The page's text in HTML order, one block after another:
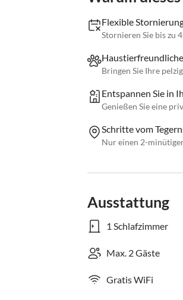
Flexible
Stornieren Sie bis zu
Bringen Sie Ihre
Entspannen Sie in
Genießen Sie eine
Schritte vom
Nur einen 2-
Ausstattung
1 Schlafzimmer
Max. 2 Gäste
Gratis WiFi